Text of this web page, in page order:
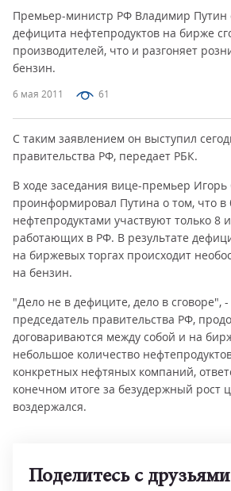
6 мая 2011 61
Премьер-министр РФ Владимир Путин
дефицита нефтепродуктов на бирже
производителей, что и разгоняет
бензин.
С таким заявлением он выступил
правительства РФ, передает РБК.
В ходе заседания вице-премьер
проинформировал Путина о том, что в
нефтепродуктами участвуют только 8
работающих в РФ. В результате
на биржевых торгах происходит
на бензин.
"Дело не в дефиците, дело в сговоре", -
председатель правительства РФ,
договариваются между собой и на
небольшое количество
конкретных нефтяных компаний,
конечном итоге за безудержный рост
воздержался.
Поделитесь с